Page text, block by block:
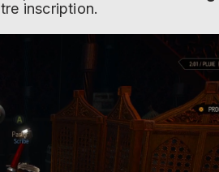
inscription.